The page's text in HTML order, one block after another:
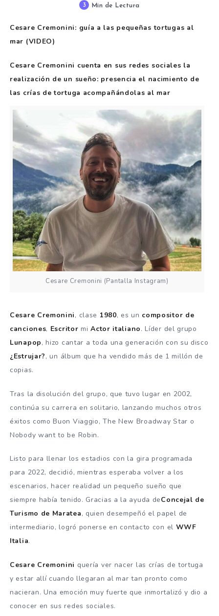
3 Min de Lectura
Cesare Cremonini: guía a las pequeñas tortugas al
mar (VIDEO)
Cesare Cremonini cuenta en sus redes sociales la
realización de un sueño: presencia el nacimiento de
las crías de tortuga acompañándolas al mar
Cesare Cremonini (Pantalla Instagram)
Cesare Cremonini, clase 1980, es un compositor de
canciones, Escritor miActor italiano. Líder del grupo
Lunapop, hizo cantar a toda una generación con su disco
¿Estrujar?, un álbum que ha vendido más de 1 millón de
copias.
Tras la disolución del grupo, que tuvo lugar en 2002,
continúa su carrera en solitario, lanzando muchos otros
éxitos como Buon Viaggio, The New Broadway Star o
Nobody want to be Robin.
Listo para llenar los estadios con la gira programada
para 2022, decidió, mientras esperaba volver a los
escenarios, hacer realidad un pequeño sueño que
siempre había tenido. Gracias a la ayuda deConcejal de
Turismo de Maratea, quien desempeñó el papel de
intermediario, logró ponerse en contacto con el WWF
Italia.
Cesare Cremonini quería ver nacer las crías de tortuga
y estar allí cuando llegaran al mar tan pronto como
nacieran. Una emoción muy fuerte que inmortalizó y dio a
conocer en sus redes sociales.